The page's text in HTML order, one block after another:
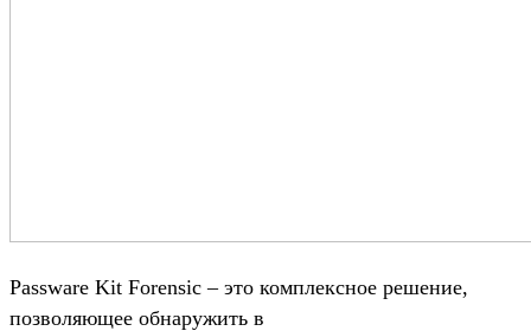
Passware Kit Forensic – это комплексное решение,
позволяющее обнаружить в